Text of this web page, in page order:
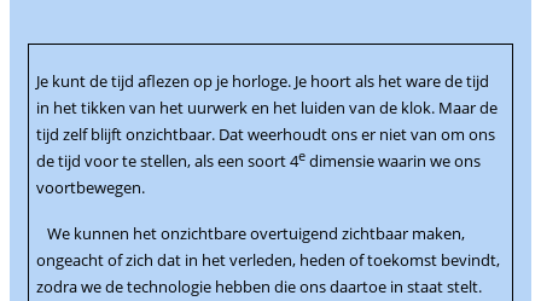
Je kunt de tijd aflezen op je horloge. Je hoort als het ware de tijd
in het tikken van het uurwerk en het luiden van de klok. Maar de
tijd zelf blijft onzichtbaar. Dat weerhoudt ons er niet van om ons
de tijd voor te stellen, als een soort 4edimensie waarin we ons
voortbewegen.
We kunnen het onzichtbare overtuigend zichtbaar maken,
ongeacht of zich dat in het verleden, heden of toekomst bevindt,
zodra we de technologie hebben die ons daartoe in staat stelt.